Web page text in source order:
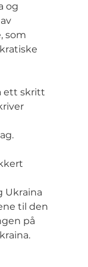
og
som
ett skritt
Ukraina
til den
på